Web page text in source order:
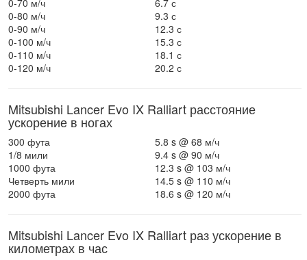
0-70 м/ч
6.7 с
0-80 м/ч
9.3 с
0-90 м/ч
12.3 с
0-100 м/ч
15.3 с
0-110 м/ч
18.1 с
0-120 м/ч
20.2 с
Mitsubishi Lancer Evo IX Ralliart расстояние
ускорение в ногах
300 фута
5.8 s @ 68 м/ч
1/8 мили
9.4 s @ 90 м/ч
1000 фута
12.3 s @ 103 м/ч
Четверть мили
14.5 s @ 110 м/ч
2000 фута
18.6 s @ 120 м/ч
Mitsubishi Lancer Evo IX Ralliart раз ускорение в
километрах в час